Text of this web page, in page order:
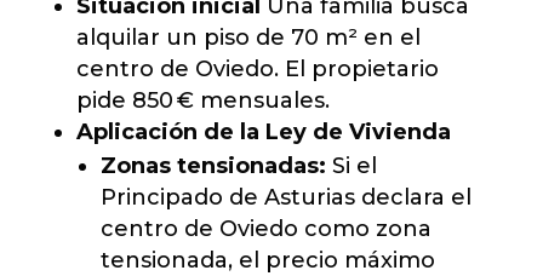
Situación inicial Una familia busca
alquilar un piso de 70 m² en el
centro de Oviedo. El propietario
pide 850 € mensuales.
Aplicación de la Ley de Vivienda
Zonas tensionadas: Si el
Principado de Asturias declara el
centro de Oviedo como zona
tensionada, el precio máximo